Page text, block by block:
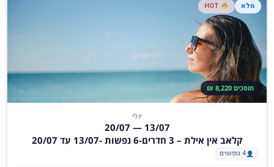
מלא
חוסכים 8,220 ₪
יולי
13/07 — 20/07
קלאב אין אילת – 3 חדרים-6 נפשות -13/07 עד 20/07
4 נופשים